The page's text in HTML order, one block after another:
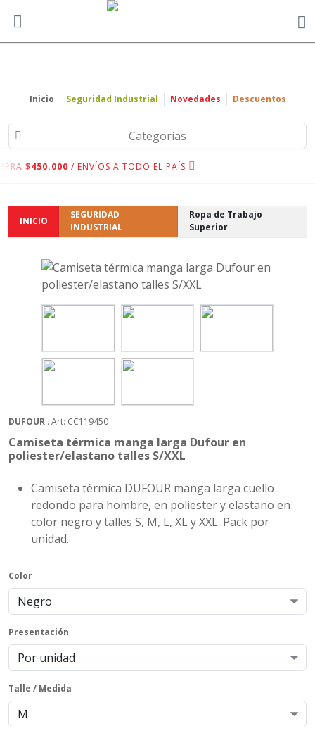
Inicio Seguridad Industrial Novedades Descuentos
Categorias
$450.000 / ENVÍOS A TODO EL PAÍS
INICIO
SEGURIDAD
INDUSTRIAL
Ropa de Trabajo
Superior
DUFOUR . Art: CC119450
Camiseta térmica manga larga Dufour en
poliester/elastano talles S/XXL
Camiseta térmica DUFOUR manga larga cuello
redondo para hombre, en poliester y elastano en
color negro y talles S, M, L, XL y XXL. Pack por
unidad.
Color
Presentación
Talle / Medida